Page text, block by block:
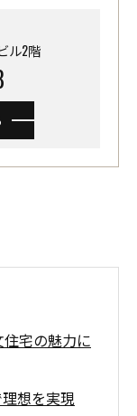
ル2階
宅の魅力に
想を実現